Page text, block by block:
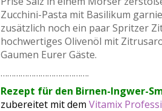
Zucchini-Pasta mit Basilikum
zusätzlich noch ein paar Spritzer
hochwertiges Olivenöl mit
Gaumen Eurer Gäste.
………………………………….
Rezept für den Birnen-Ingwer-
zubereitet mit dem Vitamix